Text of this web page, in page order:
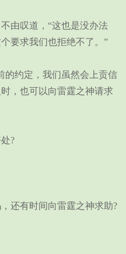
由叹道，“这也是没办法
要求我们也拒绝不了。”
约定，我们虽然会上贡信
，也可以向雷霆之神请求
?
还有时间向雷霆之神求助?